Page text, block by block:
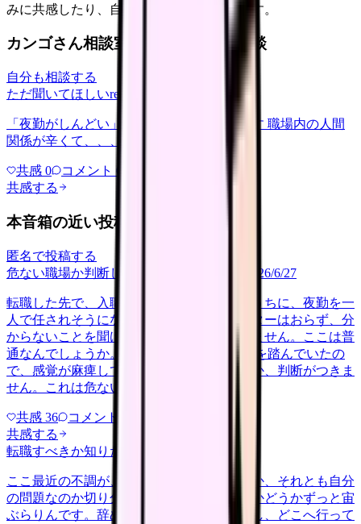
みに共感したり、自分の状況を投稿できます。
カンゴさん相談室から共有された相談
自分も相談する
ただ聞いてほしいrelationships
「夜勤がしんどい」について相談したいです 職場内の人間
関係が辛くて、、、
共感 0 コメント 0
共感する
本音箱の近い投稿
匿名で投稿する
危ない職場か判断してほしい
2026/6/27
転職した先で、入職して二ヶ月も経たないうちに、夜勤を一
人で任されそうになっています。プリセプターはおらず、分
からないことを聞ける相手も日によっていません。ここは普
通なんでしょうか。 前の職場はもっと段階を踏んでいたの
で、感覚が麻痺しているのか自分が甘いのか、判断がつきま
せん。これは危ない環境なのか…
共感 36 コメント
共感する
転職すべきか知りたい
ここ最近の不調が、職場の環境のせいなのか、それとも自分
の問題なのか切り分けられず、転職すべきかどうかずっと宙
ぶらりんです。辞めれば楽になる気もするし、どこへ行って